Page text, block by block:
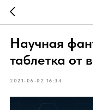
Научная
таблетка от
2021-06-02 16:34